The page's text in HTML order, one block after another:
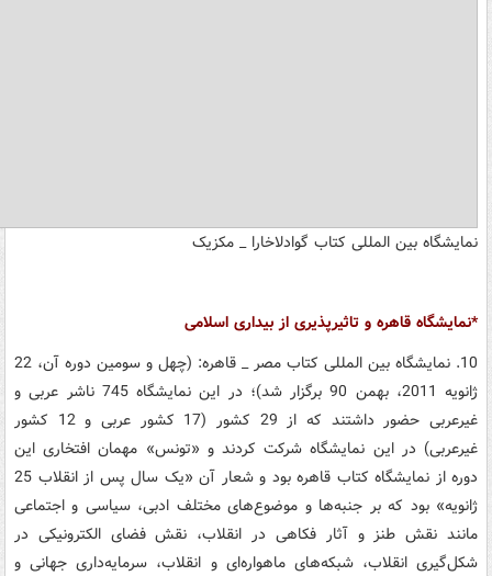
نمایشگاه بین المللی کتاب گوادلاخارا _ مکزیک
*نمایشگاه قاهره و تاثیرپذیری از بیداری اسلامی
10. نمایشگاه بین المللی کتاب مصر _ قاهره: (چهل و سومین دوره آن، 22
ژانویه 2011، بهمن 90 برگزار شد)؛ در این نمایشگاه 745 ناشر عربی و
غیرعربی حضور داشتند که از 29 کشور (17 کشور عربی و 12 کشور
غیرعربی) در این نمایشگاه شرکت کردند و «تونس» مهمان افتخاری این
دوره از نمایشگاه کتاب قاهره بود و شعار آن «یک سال پس از انقلاب 25
ژانویه» بود که بر جنبه‌ها و موضوع‌های مختلف ادبی، سیاسی و اجتماعی
مانند نقش طنز و آثار فکاهی در انقلاب، نقش فضای الکترونیکی در
شکل‌گیری انقلاب، شبکه‌های ماهواره‌ای و انقلاب، سرمایه‌داری جهانی و